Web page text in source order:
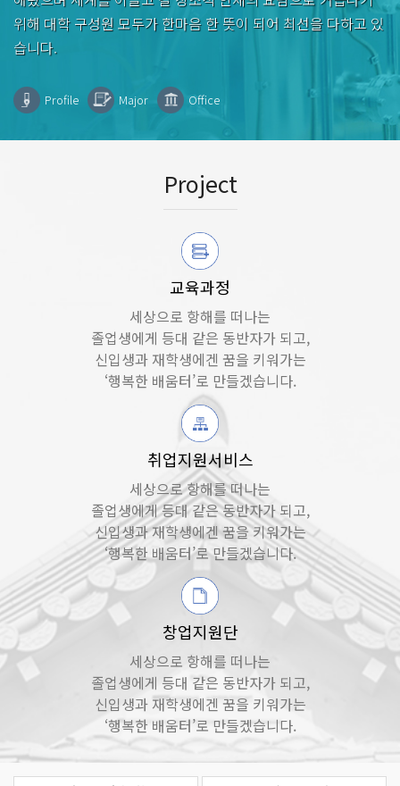
위해 대학 구성원 모두가 한마음 한 뜻이 되어 최선을 다하고 있
습니다.
Profile Major Office
Project
교육과정
세상으로 항해를 떠나는
졸업생에게 등대 같은 동반자가 되고,
신입생과 재학생에겐 꿈을 키워가는
‘행복한 배움터’로 만들겠습니다.
취업지원서비스
세상으로 항해를 떠나는
졸업생에게 등대 같은 동반자가 되고,
신입생과 재학생에겐 꿈을 키워가는
‘행복한 배움터’로 만들겠습니다.
창업지원단
세상으로 항해를 떠나는
졸업생에게 등대 같은 동반자가 되고,
신입생과 재학생에겐 꿈을 키워가는
‘행복한 배움터’로 만들겠습니다.